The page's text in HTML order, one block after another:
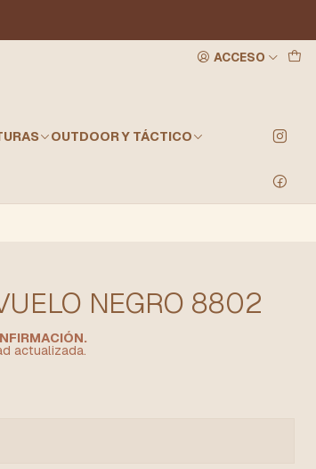
ACCESO
OUTDOOR Y TÁCTICO
NEGRO 8802
actualizada.